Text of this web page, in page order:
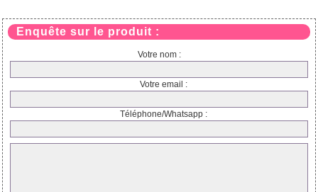
Enquête sur le produit :
Votre nom :
Votre email :
Téléphone/Whatsapp :